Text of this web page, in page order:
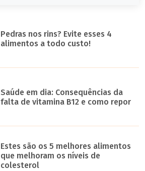
Pedras nos rins? Evite esses 4
alimentos a todo custo!
Saúde em dia: Consequências da
falta de vitamina B12 e como repor
Estes são os 5 melhores alimentos
que melhoram os níveis de
colesterol